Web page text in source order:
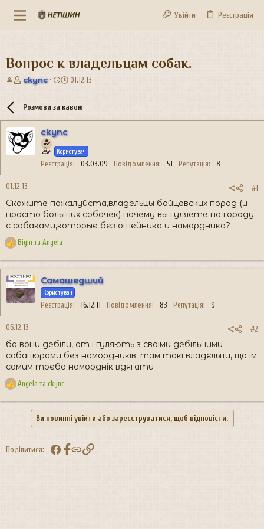
Увійти Реєстрація
Вопрос к владельцам собак.
А
о
р
т
е
м
ckync
Д
а
с
о
р
е
я
01.12.13
Розмови за кавою
ckync
Користувач
Реєстрація 03.03.09 Повідомлення 51 Репутація 8
01.12.13 #1
Скажите пожалуйста,владельцы бойцовских пород (и
просто больших собачек) почему вы гуляете по городу
с собаками,которые без ошейника и намордника?
Р
а
к
ц
і
Bigm та Angela
Самашедший
Користувач
Реєстрація 16.12.11 Повідомлення 83 Репутація 9
06.12.13 #2
бо вони дебіли, от і гуляють з своїми дебільними
собацюрами без намордників. там такі владєльци, що їм
самим треба наморднік вдягати
Р
ї
Angela та ckync
Ви повинні увійти або зареєструватися, щоб відповісти.
Поділитися: FacebookПосилання